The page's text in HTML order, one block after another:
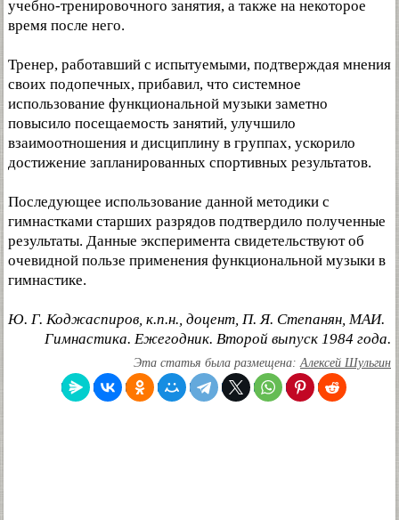
учебно-тренировочного занятия, а также на некоторое
время после него.
Тренер, работавший с испытуемыми, подтверждая мнения
своих подопечных, прибавил, что системное
использование функциональной музыки заметно
повысило посещаемость занятий, улучшило
взаимоотношения и дисциплину в группах, ускорило
достижение запланированных спортивных результатов.
Последующее использование данной методики с
гимнастками старших разрядов подтвердило полученные
результаты. Данные эксперимента свидетельствуют об
очевидной пользе применения функциональной музыки в
гимнастике.
Ю. Г. Коджаспиров, к.п.н., доцент, П. Я. Степанян, МАИ.
Гимнастика. Ежегодник. Второй выпуск 1984 года.
Эта статья была размещена:Алексей Шульгин